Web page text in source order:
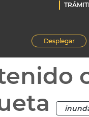
Desplegar